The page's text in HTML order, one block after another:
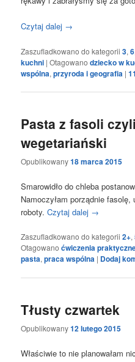
Czytaj dalej →
Zaszufladkowano do kategorii 3,6
kuchni |Otagowano dziecko w
wspólna,przyroda i geografia |11
Pasta z fasoli
wegetariański
Opublikowany18 marca 2015
Smarowidło do chleba
Namoczyłam porządnie fasolę,
roboty.Czytaj dalej →
Zaszufladkowano do kategorii 2+,
Otagowano ćwiczenia
pasta,praca wspólna | Dodaj
Tłusty czwartek
Opublikowany12 lutego 2015
Właściwie to nie planowałam